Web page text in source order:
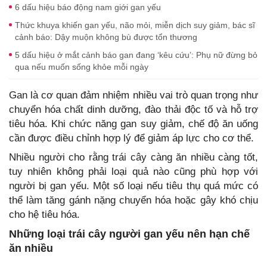
6 dấu hiệu báo động nam giới gan yếu
Thức khuya khiến gan yếu, não mỏi, miễn dịch suy giảm, bác sĩ
cảnh báo: Dậy muộn không bù được tổn thương
5 dấu hiệu ở mắt cảnh báo gan đang ‘kêu cứu’: Phụ nữ đừng bỏ
qua nếu muốn sống khỏe mỗi ngày
Gan là cơ quan đảm nhiệm nhiều vai trò quan trọng như
chuyển hóa chất dinh dưỡng, đào thải độc tố và hỗ trợ
tiêu hóa. Khi chức năng gan suy giảm, chế độ ăn uống
cần được điều chỉnh hợp lý để giảm áp lực cho cơ thể.
Nhiều người cho rằng trái cây càng ăn nhiều càng tốt,
tuy nhiên không phải loại quả nào cũng phù hợp với
người bị gan yếu. Một số loại nếu tiêu thụ quá mức có
thể làm tăng gánh nặng chuyển hóa hoặc gây khó chịu
cho hệ tiêu hóa.
Những loại trái cây người gan yếu nên hạn chế
ăn nhiều